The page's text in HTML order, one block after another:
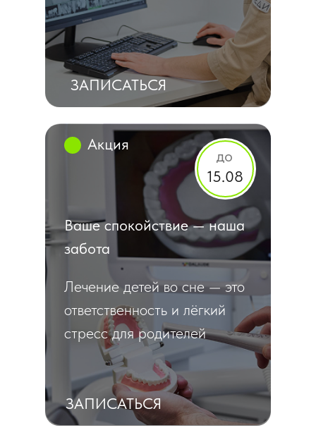
Лечение детей во сне — это
ответственность и лёгкий
стресс для родителей
до
15.08
Ваше спокойствие — наша
забота
ЗАПИСАТЬСЯ
Акция
ЗАПИСАТЬСЯ